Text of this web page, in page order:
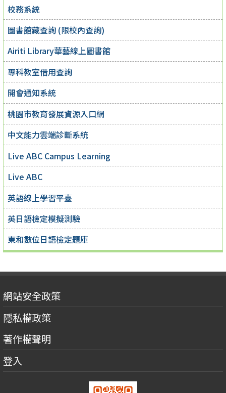
校務系統
圖書館藏查詢 (限校內查詢)
Airiti Library華藝線上圖書館
專科教室借用查詢
開會通知系統
桃園市教育發展資源入口網
中文能力雲端診斷系統
Live ABC Campus Learning
Live ABC
英語線上學習平臺
英日語檢定模擬測驗
東和數位日語檢定題庫
網站安全政策
隱私權政策
著作權聲明
登入